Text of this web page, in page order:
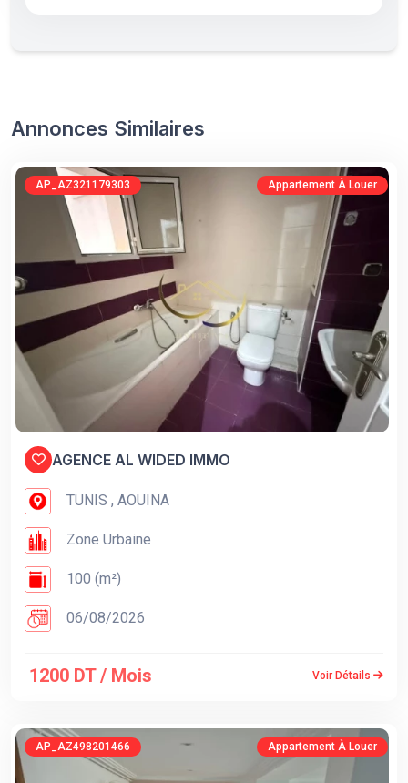
Annonces Similaires
AP_AZ321179303 Appartement À Louer
AGENCE AL WIDED IMMO
TUNIS , AOUINA
Zone Urbaine
100 (m²)
06/08/2026
1200 DT / Mois Voir Détails
AP_AZ498201466 Appartement À Louer